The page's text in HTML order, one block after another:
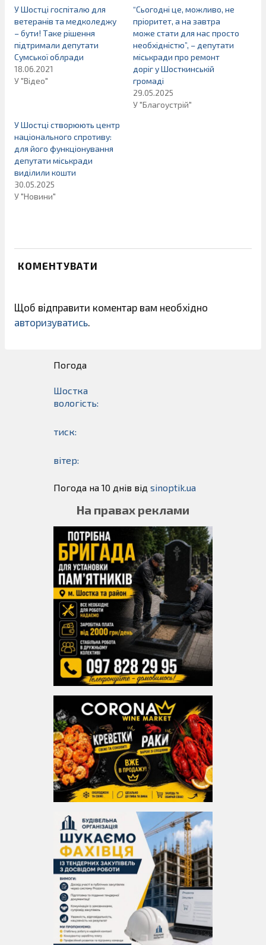
У Шостці госпіталю для
ветеранів та медколеджу
– бути! Таке рішення
підтримали депутати
Сумської облради
18.06.2021
У "Відео"
“Сьогодні це, можливо, не
пріоритет, а на завтра
може стати для нас просто
необхідністю”, – депутати
міськради про ремонт
доріг у Шосткинській
громаді
29.05.2025
У "Благоустрій"
У Шостці створюють центр
національного спротиву:
для його функціонування
депутати міськради
виділили кошти
30.05.2025
У "Новини"
КОМЕНТУВАТИ
Щоб відправити коментар вам необхідно
авторизуватись.
Погода
Шостка
вологість:
тиск:
вітер:
Погода на 10 днів від sinoptik.ua
На правах реклами